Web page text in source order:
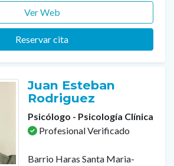
Ver Web
Reservar cita
Juan Esteban
Rodriguez
Psicólogo - Psicología Clínica
Profesional Verificado
Barrio Haras Santa Maria-